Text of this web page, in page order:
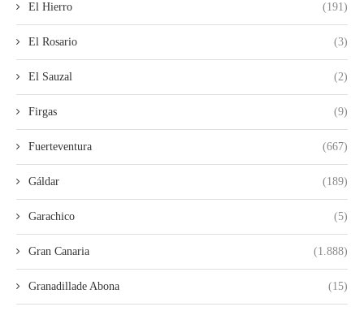
El Hierro (191)
El Rosario (3)
El Sauzal (2)
Firgas (9)
Fuerteventura (667)
Gáldar (189)
Garachico (5)
Gran Canaria (1.888)
Granadillade Abona (15)